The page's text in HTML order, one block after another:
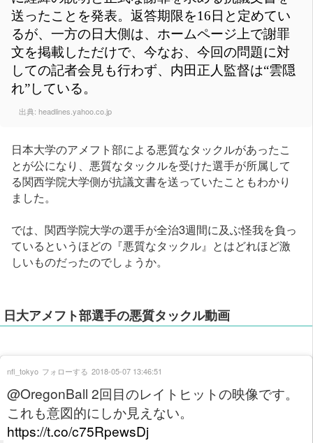
送ったことを発表。返答期限を16日と定めてい
るが、一方の日大側は、ホームページ上で謝罪
文を掲載しただけで、今なお、今回の問題に対
しての記者会見も行わず、内田正人監督は“雲隠
れ”している。
出典: headlines.yahoo.co.jp
日本大学のアメフト部による悪質なタックルがあったこ
とが公になり、悪質なタックルを受けた選手が所属して
る関西学院大学側が抗議文書を送っていたこともわかり
ました。
では、関西学院大学の選手が全治3週間に及ぶ怪我を負っ
ているというほどの『悪質なタックル』とはどれほど激
しいものだったのでしょうか。
日大アメフト部選手の悪質タックル動画
@OregonBall 2回目のレイトヒットの映像です。
これも意図的にしか見えない。
https://t.co/c75RpewsDj
nfl_tokyo フォローする 2018-05-07 13:46:51